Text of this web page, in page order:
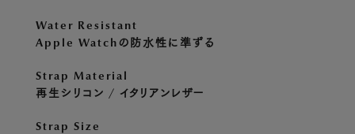
Water Resistant
Apple Watchの防水性に準ずる
Strap Material
再生シリコン / イタリアンレザー
Strap Size